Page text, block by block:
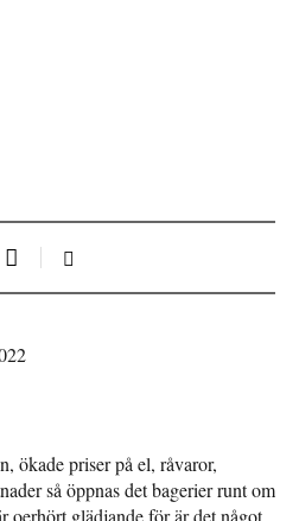
ökade priser på el, råvaror,
så öppnas det bagerier runt om
glädjande för är det något